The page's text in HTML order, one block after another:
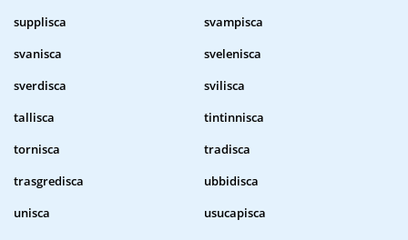
supplisca
svampisca
svanisca
svelenisca
sverdisca
svilisca
tallisca
tintinnisca
tornisca
tradisca
trasgredisca
ubbidisca
unisca
usucapisca